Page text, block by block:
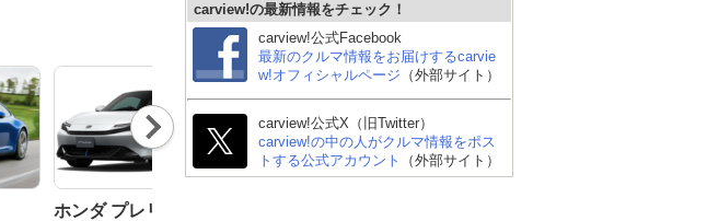
ホンダ プレリュード
Nex
t
carview!の最新情報をチェック！
carview!公式Facebook
最新のクルマ情報をお届けするcarvie
w!オフィシャルページ （外部サイト）
carview!公式X（旧Twitter）
carview!の中の人がクルマ情報をポス
トする公式アカウント
（外部サイト）